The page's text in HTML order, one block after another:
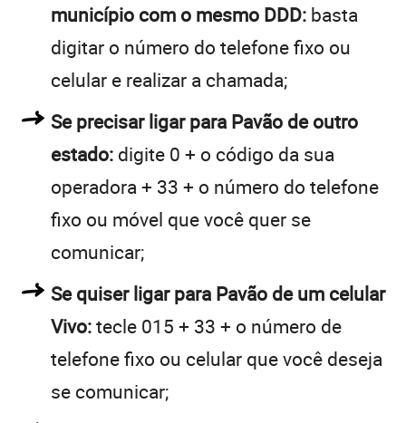
município com o mesmo DDD: basta
digitar o número do telefone fixo ou
celular e realizar a chamada;
Se precisar ligar para Pavão de outro
estado: digite 0 + o código da sua
operadora + 33 + o número do telefone
fixo ou móvel que você quer se
comunicar;
Se quiser ligar para Pavão de um celular
Vivo:tecle 015 + 33 + o número de
telefone fixo ou celular que você deseja
se comunicar;